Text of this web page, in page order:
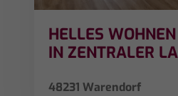
HELLES
IN ZENTRALER
48231 Warendorf